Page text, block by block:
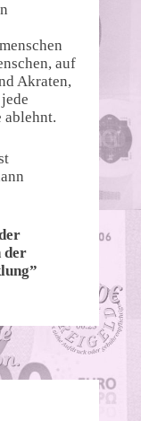
auf
Akraten,
ablehnt.
der